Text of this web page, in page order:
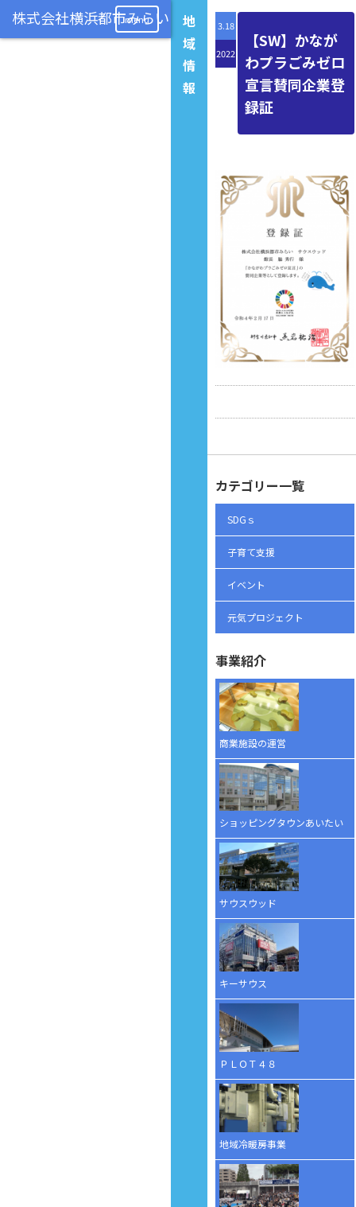
menu
地
域
情
報
3.18
2022
【SW】かなが
わプラごみゼロ
宣言賛同企業登
録証
カテゴリー一覧
SDGｓ
子育て支援
イベント
元気プロジェクト
事業紹介
商業施設の運営
ショッピングタウンあいたい
サウスウッド
キーサウス
ＰＬＯＴ４８
地域冷暖房事業